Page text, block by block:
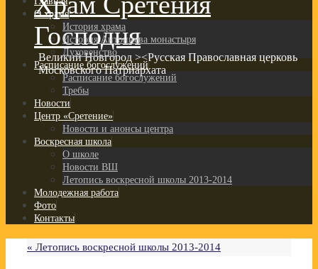
Господня
Великий Новгород ><Русская Православная церковь
Московского Патриархата
О храме
История храма
История Антониева монастыря
Духовенство
Расписание богослужений
Расписание богослужений
Требы
Новости
Центр «Сретение»
Новости и анонсы центра
Воскресная школа
О школе
Новости ВШ
Летопись воскресной школы 2013-2014
Молодежная работа
Фото
Контакты
« Летопись воскресной школы 2013-2014